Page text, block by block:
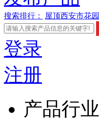
搜索排行： 屋顶西安市花园
登录
注册
产品行业